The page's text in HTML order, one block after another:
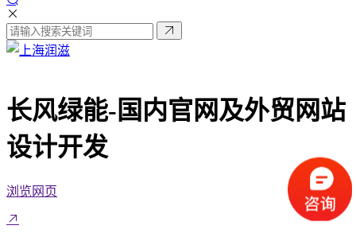
长风绿能-国内官网及外贸网站
设计开发
浏览网页